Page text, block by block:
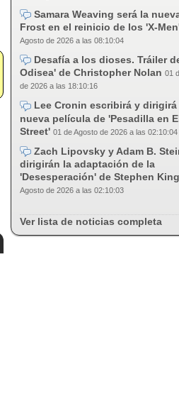
Samara Weaving será la
Frost en el reinicio de los 'X-
Agosto de 2026 a las 08:10:04
Desafía a los dioses. Tráiler
Odisea' de Christopher Nolan 01
de 2026 a las 18:10:16
Lee Cronin escribirá y dirigirá
nueva película de 'Pesadilla en
Street' 01 de Agosto de 2026 a las 02:10:04
Zach Lipovsky y Adam B.
dirigirán la adaptación de la
'Desesperación' de Stephen King
Agosto de 2026 a las 02:10:03
Ver lista de noticias completa